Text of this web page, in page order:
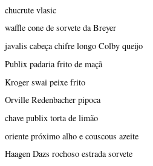
chucrute vlasic
waffle cone de sorvete da Breyer
javalis cabeça chifre longo Colby queijo
Publix padaria frito de maçã
Kroger swai peixe frito
Orville Redenbacher pipoca
chave publix torta de limão
oriente próximo alho e couscous azeite
Haagen Dazs rochoso estrada sorvete